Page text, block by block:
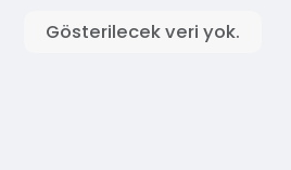
Gösterilecek veri yok.